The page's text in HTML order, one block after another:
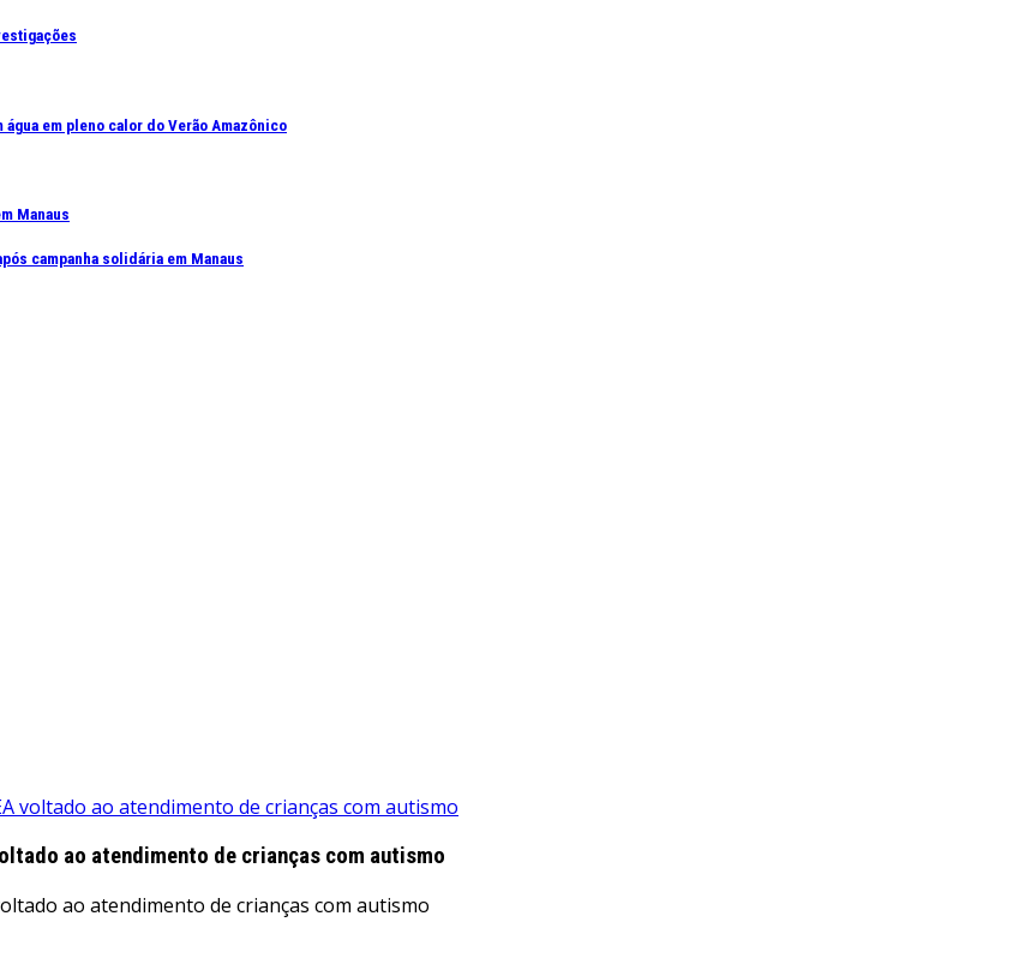
água em pleno calor do Verão Amazônico
Manaus
campanha solidária em Manaus
voltado ao atendimento de crianças com autismo
ao atendimento de crianças com autismo